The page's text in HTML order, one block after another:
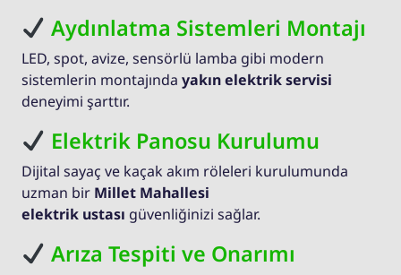
Aydınlatma Sistemleri Montajı
LED, spot, avize, sensörlü lamba gibi modern
sistemlerin montajında yakın elektrik servisi
deneyimi şarttır.
Elektrik Panosu Kurulumu
Dijital sayaç ve kaçak akım röleleri kurulumunda
uzman bir Millet Mahallesi
elektrik ustası güvenliğinizi sağlar.
Arıza Tespiti ve Onarımı